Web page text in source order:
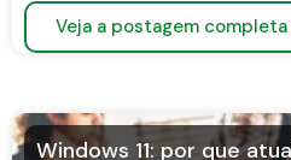
Veja a postagem completa
Windows 11: por que